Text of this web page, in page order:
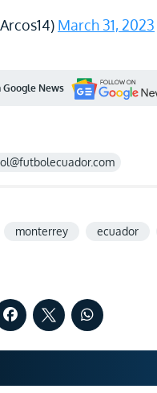
March 31, 2023
News
monterrey ecuador